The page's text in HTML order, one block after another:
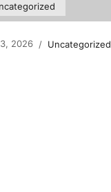
2026 / Uncategorized